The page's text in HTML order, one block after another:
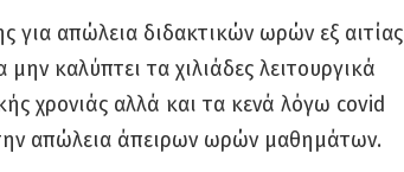
για απώλεια διδακτικών ωρών εξ αιτίας
καλύπτει τα χιλιάδες λειτουργικά
χρονιάς αλλά και τα κενά λόγω covid
απώλεια άπειρων ωρών μαθημάτων.